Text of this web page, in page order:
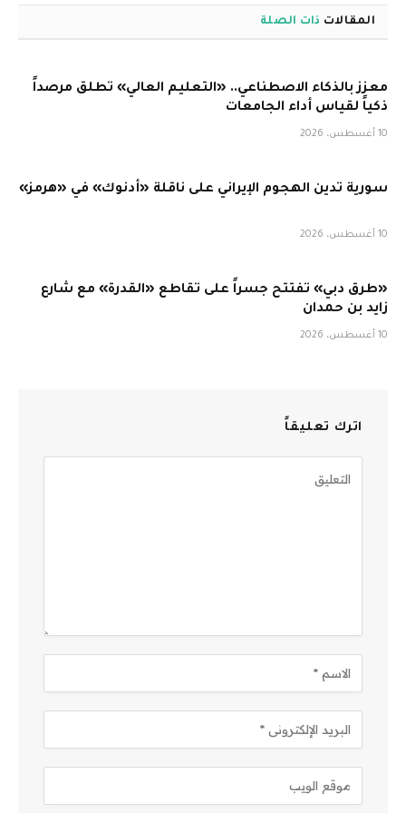
المقالات ذات الصلة
معزز بالذكاء الاصطناعي.. «التعليم العالي» تطلق مرصداً
ذكياً لقياس أداء الجامعات
10 أغسطس، 2026
سورية تدين الهجوم الإيراني على ناقلة «أدنوك» في «هرمز»
10 أغسطس، 2026
«طرق دبي» تفتتح جسراً على تقاطع «القدرة» مع شارع
زايد بن حمدان
10 أغسطس، 2026
اترك تعليقاً